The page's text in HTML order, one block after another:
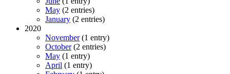
May (2 entries)
January (2 entries)
2020
November(1 entry)
October(2 entries)
May (1 entry)
April (1 entry)